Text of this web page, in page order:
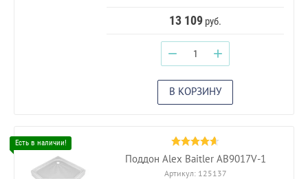
13 109 руб.
− +
В КОРЗИНУ
Поддон Alex Baitler AB9017V-1
Артикул:125137